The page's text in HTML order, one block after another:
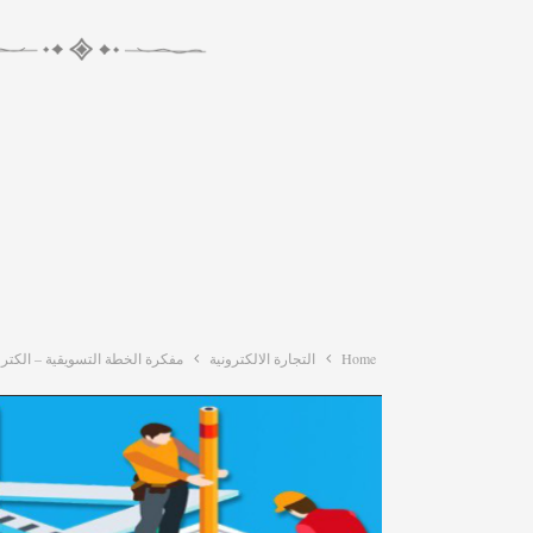
Home التجارة الالكترونية مفكرة الخطة التسويقية –